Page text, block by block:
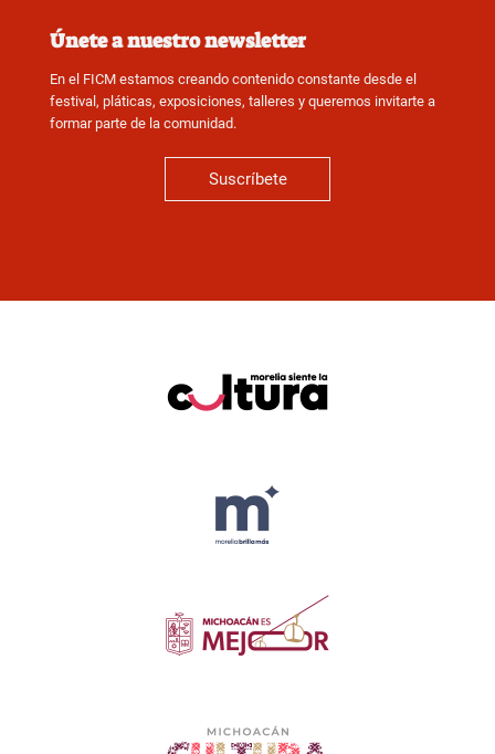
Únete a nuestro newsletter
En el FICM estamos creando contenido constante desde el
festival, pláticas, exposiciones, talleres y queremos invitarte a
formar parte de la comunidad.
Suscríbete